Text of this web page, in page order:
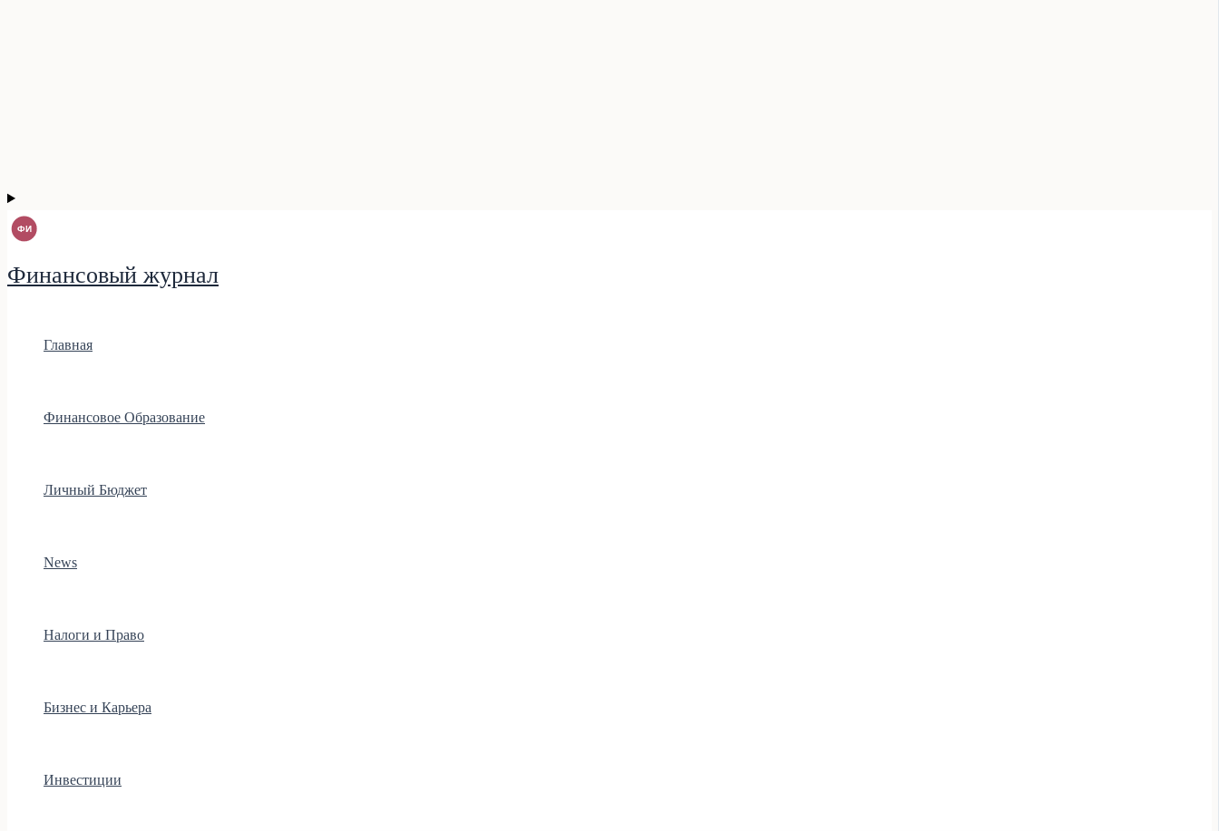
Финансовый журнал
Главная
Финансовое Образование
Личный Бюджет
News
Налоги и Право
Бизнес и Карьера
Инвестиции